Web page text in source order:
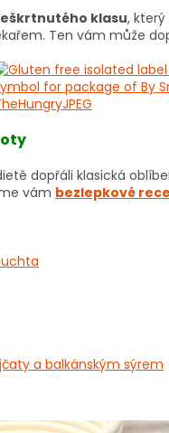
klasu,
Ten vám může
dopřáli klasická
vám bezlepkové
a balkánským sýrem